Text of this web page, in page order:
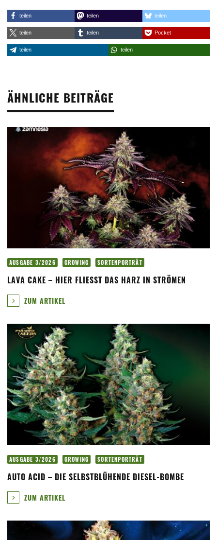
teilen teilen teilen
teilen teilen Pocket
teilen teilen
ÄHNLICHE BEITRÄGE
AUSGABE 3/2026 GROWING SORTENPORTRÄT
LAVA CAKE – HIER FLIESST DAS HARZ IN STRÖMEN
ZUM ARTIKEL
AUSGABE 3/2026 GROWING SORTENPORTRÄT
AUTO ACID – DIE SELBSTBLÜHENDE DIESEL-BOMBE
ZUM ARTIKEL